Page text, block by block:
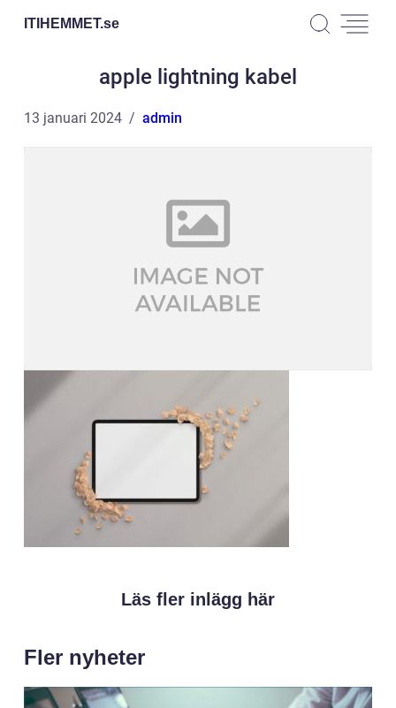
ITIHEMMET.se
apple lightning kabel
13 januari 2024 admin
Läs fler inlägg här
Fler nyheter